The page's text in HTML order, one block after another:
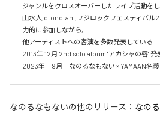
ジャンルをクロスオーバーしたライブ活動を
山水人,otonotani,フジロックフェスティバル
力的に参加しながら,
他アーティストへの客演を多数発表している.
2013年 12月 2nd solo album "アカシャの唇" 発
2023年　9月　なのるなもない × YAMAAN名
なのるなもないの他のリリース： なの